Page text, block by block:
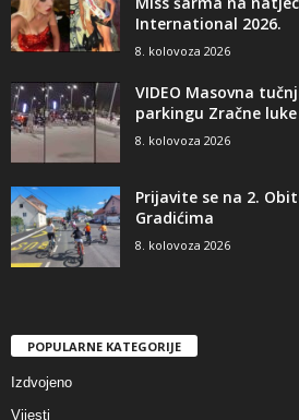
International 2026.
8. kolovoza 2026
VIDEO Masovna
parkingu Zračne
8. kolovoza 2026
Prijavite se na 2.
Gradićima
8. kolovoza 2026
POPULARNE KATEGORIJE
Izdvojeno
Vijesti